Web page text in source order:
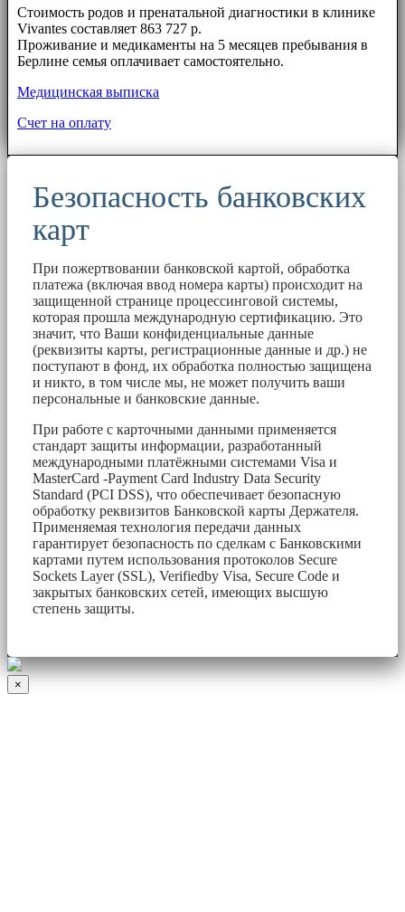
Стоимость родов и пренатальной диагностики в клинике
Vivantes составляет 863 727 р.
Проживание и медикаменты на 5 месяцев пребывания в
Берлине семья оплачивает самостоятельно.
Медицинская выписка
Счет на оплату
Безопасность банковских
карт
При пожертвовании банковской картой, обработка
платежа (включая ввод номера карты) происходит на
защищенной странице процессинговой системы,
которая прошла международную сертификацию. Это
значит, что Ваши конфиденциальные данные
(реквизиты карты, регистрационные данные и др.) не
поступают в фонд, их обработка полностью защищена
и никто, в том числе мы, не может получить ваши
персональные и банковские данные.
При работе с карточными данными применяется
стандарт защиты информации, разработанный
международными платёжными системами Visa и
MasterCard -Payment Card Industry Data Security
Standard (PCI DSS), что обеспечивает безопасную
обработку реквизитов Банковской карты Держателя.
Применяемая технология передачи данных
гарантирует безопасность по сделкам с Банковскими
картами путем использования протоколов Secure
Sockets Layer (SSL), Verifiedby Visa, Secure Code и
закрытых банковских сетей, имеющих высшую
степень защиты.
×